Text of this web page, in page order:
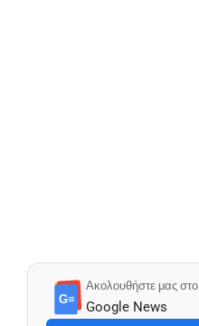
G≡
Ακολουθήστε μας στο
Google News